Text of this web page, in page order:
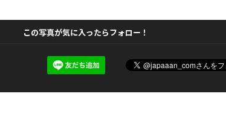
この写真が気に入ったらフォロー！